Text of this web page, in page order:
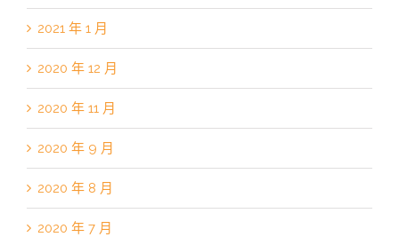
2021 年 1 月
2020 年 12 月
2020 年 11 月
2020 年 9 月
2020 年 8 月
2020 年 7 月